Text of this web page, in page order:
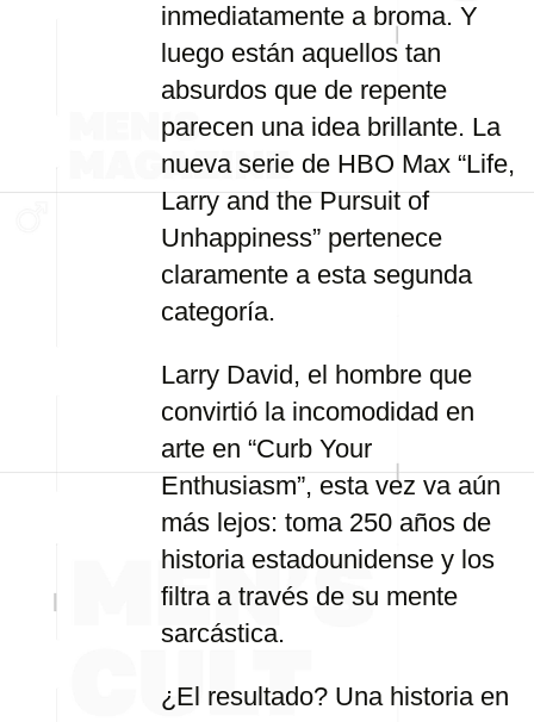
inmediatamente a broma. Y
luego están aquellos tan
absurdos que de repente
parecen una idea brillante. La
nueva serie de HBO Max “Life,
Larry and the Pursuit of
Unhappiness” pertenece
claramente a esta segunda
categoría.
Larry David, el hombre que
convirtió la incomodidad en
arte en “Curb Your
Enthusiasm”, esta vez va aún
más lejos: toma 250 años de
historia estadounidense y los
filtra a través de su mente
sarcástica.
¿El resultado? Una historia en